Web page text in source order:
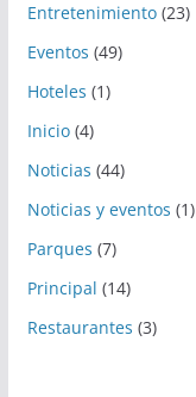
Entretenimiento(23)
Eventos (49)
Hoteles (1)
Inicio(4)
Noticias (44)
Noticias y eventos (1)
Parques (7)
Principal (14)
Restaurantes (3)